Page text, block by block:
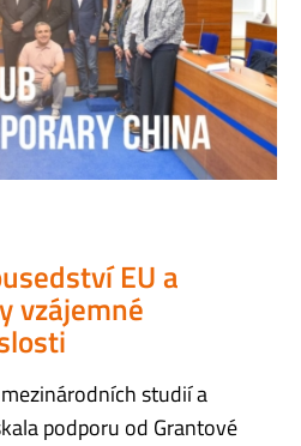
EU a
vzájemné
studií a
podporu od Grantové